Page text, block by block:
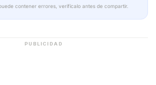
contener errores, verifícalo antes de compartir.
PUBLICIDAD